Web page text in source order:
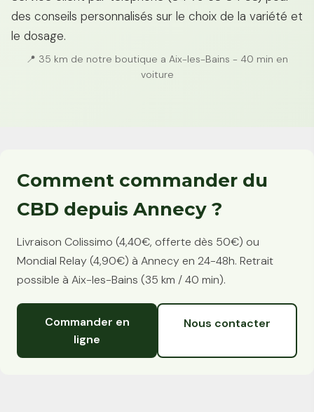
des conseils personnalisés sur le choix de la variété et
le dosage.
📍 35 km de notre boutique a Aix-les-Bains - 40 min en
voiture
Comment commander du
CBD depuis Annecy ?
Livraison Colissimo (4,40€, offerte dès 50€) ou
Mondial Relay (4,90€) à Annecy en 24-48h. Retrait
possible à Aix-les-Bains (35 km / 40 min).
Commander en
ligne
Nous contacter